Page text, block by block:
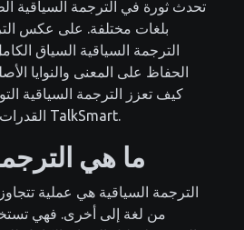
تحدث ثورة في الترجمة السياقية
بلغات مختلفة. على عكس
الترجمة السياقية السياق
الحفاظ على المعنى والنوايا
كيف تعزز الترجمة السياقية
القدرات المتقدمة لأدوات مثل TalkSmart.
ما هي
الترجمة السياقية هي عملية
من لغة إلى أخرى. فهي